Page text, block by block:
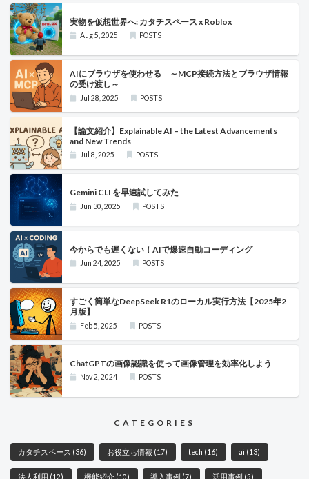
実物を仮想世界へ: カタチスペース x Roblox
Aug 5, 2025 POSTS
AIにブラウザを使わせる ～MCP接続方法とブラウザ情報
の受け渡し～
Jul 28, 2025 POSTS
【論文紹介】Explainable AI – the Latest Advancements
and New Trends
Jul 8, 2025 POSTS
Gemini CLI を早速試してみた
Jun 30, 2025 POSTS
今からでも遅くない！AIで爆速自動コーディング
Jun 24, 2025 POSTS
すごく簡単なDeepSeek R1のローカル実行方法【2025年2
月版】
Feb 5, 2025 POSTS
ChatGPTの画像認識を使って画像管理を効率化しよう
Nov 2, 2024 POSTS
CATEGORIES
カタチスペース (36) お役立ち情報 (17) tech (16) ai (13)
法人利用 (12) 機能紹介 (10) 導入事例 (7) 活用事例 (5)